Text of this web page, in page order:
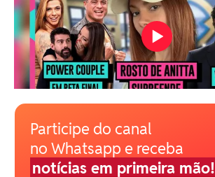
Participe do canal
no Whatsapp e receba
notícias em primeira mão!